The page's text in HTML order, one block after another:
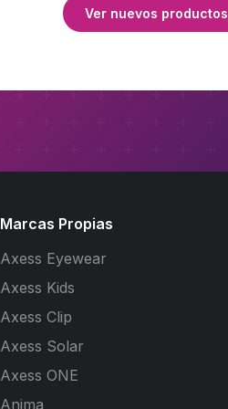
Ver nuevos productos
Marcas Propias
Axess Eyewear
Axess Kids
Axess Clip
Axess Solar
Axess ONE
Anima